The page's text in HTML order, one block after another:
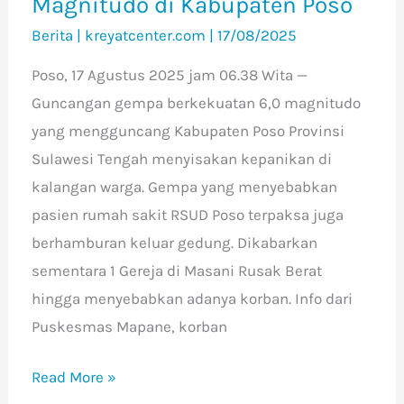
Berita | kreyatcenter.com | 17/08/2025
Poso, 17 Agustus 2025 jam 06.38 Wita —
Guncangan gempa berkekuatan 6,0 magnitudo
yang mengguncang Kabupaten Poso Provinsi
Sulawesi Tengah menyisakan kepanikan di
kalangan warga. Gempa yang menyebabkan
pasien rumah sakit RSUD Poso terpaksa juga
berhamburan keluar gedung. Dikabarkan
sementara 1 Gereja di Masani Rusak Berat
hingga menyebabkan adanya korban. Info dari
Puskesmas Mapane, korban
Kabupaten
Poso
Read More »